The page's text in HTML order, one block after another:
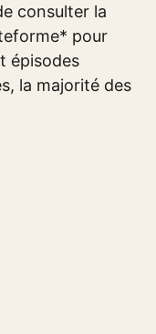
consulter la
pour
épisodes
la majorité des